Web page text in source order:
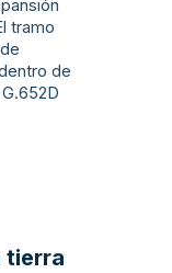
tramo
de
tierra